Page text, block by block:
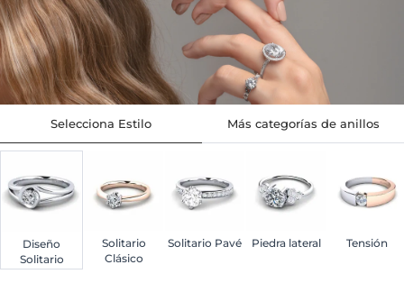
Selecciona Estilo
Diseño
Solitario
Solitario
Clásico
Solitario Pavé Piedra lateral Tensión
Más categorías de anillos